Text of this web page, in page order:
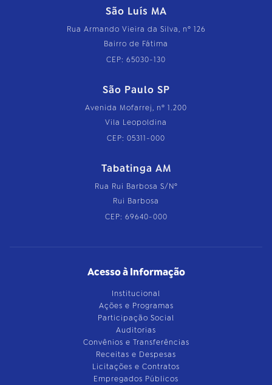
São Luís MA
Rua Armando Vieira da Silva, nº 126
Bairro de Fátima
CEP: 65030-130
São Paulo SP
Avenida Mofarrej, nº 1.200
Vila Leopoldina
CEP: 05311-000
Tabatinga AM
Rua Rui Barbosa S/Nº
Rui Barbosa
CEP: 69640-000
Acesso à Informação
Institucional
Ações e Programas
Participação Social
Auditorias
Convênios e Transferências
Receitas e Despesas
Licitações e Contratos
Empregados Públicos